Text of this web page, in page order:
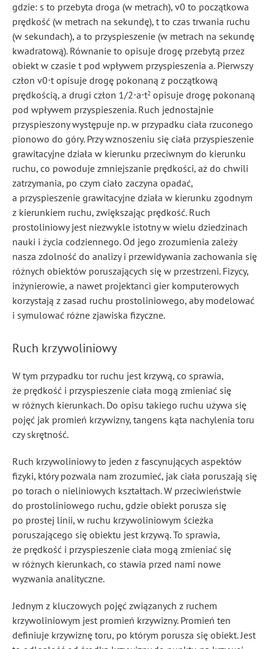
gdzie: s to przebyta droga (w metrach), v0 to początkowa
prędkość (w metrach na sekundę), t to czas trwania ruchu
(w sekundach), a to przyspieszenie (w metrach na sekundę
kwadratową). Równanie to opisuje drogę przebytą przez
obiekt w czasie t pod wpływem przyspieszenia a. Pierwszy
człon v0⋅t opisuje drogę pokonaną z początkową
prędkością, a drugi człon 1/2⋅a⋅t2 opisuje drogę pokonaną
pod wpływem przyspieszenia. Ruch jednostajnie
przyspieszony występuje np. w przypadku ciała rzuconego
pionowo do góry. Przy wznoszeniu się ciała przyspieszenie
grawitacyjne działa w kierunku przeciwnym do kierunku
ruchu, co powoduje zmniejszanie prędkości, aż do chwili
zatrzymania, po czym ciało zaczyna opadać,
a przyspieszenie grawitacyjne działa w kierunku zgodnym
z kierunkiem ruchu, zwiększając prędkość. Ruch
prostoliniowy jest niezwykle istotny w wielu dziedzinach
nauki i życia codziennego. Od jego zrozumienia zależy
nasza zdolność do analizy i przewidywania zachowania się
różnych obiektów poruszających się w przestrzeni. Fizycy,
inżynierowie, a nawet projektanci gier komputerowych
korzystają z zasad ruchu prostoliniowego, aby modelować
i symulować różne zjawiska fizyczne.
Ruch krzywoliniowy
W tym przypadku tor ruchu jest krzywą, co sprawia,
że prędkość i przyspieszenie ciała mogą zmieniać się
w różnych kierunkach. Do opisu takiego ruchu używa się
pojęć jak promień krzywizny, tangens kąta nachylenia toru
czy skrętność.
Ruch krzywoliniowy to jeden z fascynujących aspektów
fizyki, który pozwala nam zrozumieć, jak ciała poruszają się
po torach o nieliniowych kształtach. W przeciwieństwie
do prostoliniowego ruchu, gdzie obiekt porusza się
po prostej linii, w ruchu krzywoliniowym ścieżka
poruszającego się obiektu jest krzywą. To sprawia,
że prędkość i przyspieszenie ciała mogą zmieniać się
w różnych kierunkach, co stawia przed nami nowe
wyzwania analityczne.
Jednym z kluczowych pojęć związanych z ruchem
krzywoliniowym jest promień krzywizny. Promień ten
definiuje krzywiznę toru, po którym porusza się obiekt. Jest